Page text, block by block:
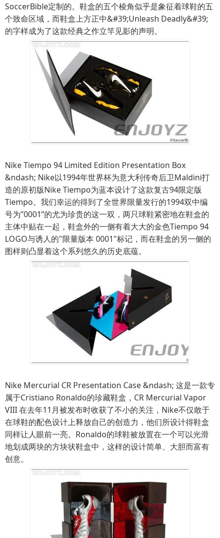
SoccerBible定制的。鞋盒的五个棱角似乎是象征着球鞋的五
个致命区域，而鞋盒上方正中&#39;Unleash Deadly&#39;
的字样成为了这款经典之作立竿见影的声明。
Nike Tiempo 94 Limited Edition Presentation Box
&ndash; Nike以1994年世界杯为意大利传奇后卫Maldini打
造的原初版Nike Tiempo为蓝本设计了这款复古94限定版
Tiempo。我们幸运的得到了全世界限量发行的1994双中编
号为”0001”的尤为珍贵的这一双，两只球鞋紧密地在鞋盒的
主体中贴在一起，鞋盒外的一侧有着大大的金色Tiempo 94
LOGO与诱人的"限量版本 0001"标记，而在鞋盒的另一侧的
图样则凸显着这个系列悠久的历史底蕴。
Nike Mercurial CR Presentation Case &ndash; 这是一款专
属于Cristiano Ronaldo的珍藏鞋盒，CR Mercurial Vapor
VIII 在去年11月被发布时收获了不小的关注，Nike不仅敢于
在球鞋的配色设计上释放自己的创造力，他们所设计得鞋盒
同样让人眼前一亮。Ronaldo的球鞋被放置在一个可以光滑
地划成两块的方块状鞋盒中，这样的设计简单、大胆而富有
创意。